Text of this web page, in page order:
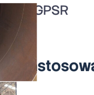
GPSR